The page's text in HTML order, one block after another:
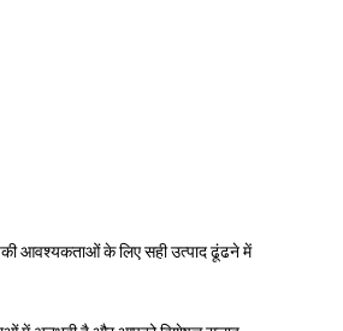
आवश्यकताओं के लिए सही उत्पाद ढूंढने में